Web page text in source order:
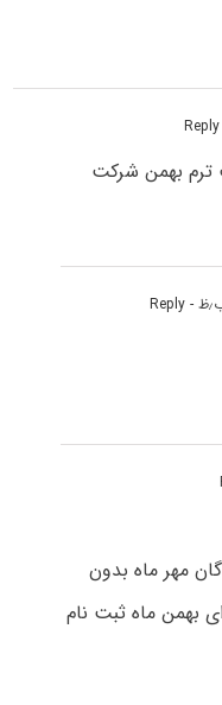
ترم بهمن شرکت
- Reply
مهر ماه بدون
بهمن ماه ثبت نام